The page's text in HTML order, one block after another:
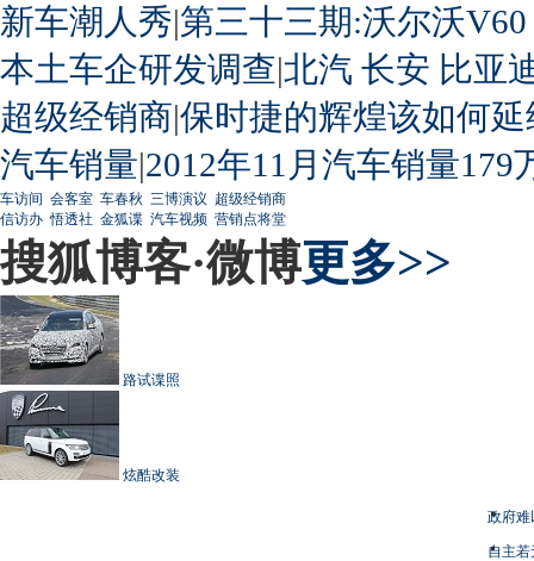
新车潮人秀|第三十三期:沃尔沃
本土车企研发调查|北汽 长安 比亚
超级经销商|保时捷的辉煌该如何延
汽车销量|2012年11月汽车销量179
车访间 会客室 车春秋 三博演议 超级经销商
信访办 悟透社 金狐谍 汽车视频 营销点将堂
搜狐博客·微博更多>>
路试谍照
炫酷改装
政府难
自主